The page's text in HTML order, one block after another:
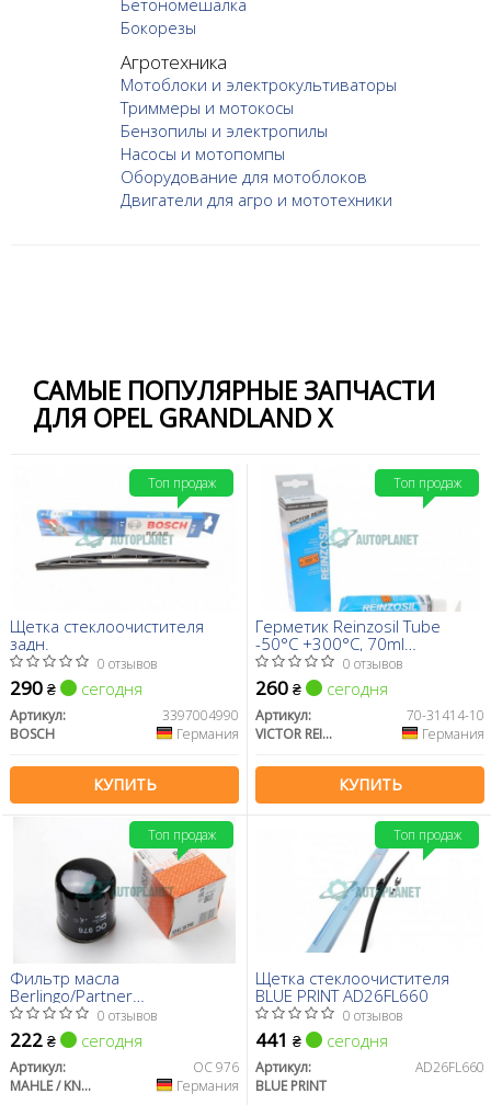
Бетономешалка
Бокорезы
Агротехника
Мотоблоки и электрокультиваторы
Триммеры и мотокосы
Бензопилы и электропилы
Насосы и мотопомпы
Оборудование для мотоблоков
Двигатели для агро и мототехники
САМЫЕ ПОПУЛЯРНЫЕ ЗАПЧАСТИ
ДЛЯ OPEL GRANDLAND X
Щетка стеклоочистителя
задн.
0 отзывов
290 ₴ сегодня
Артикул:
3397004990
BOSCH
Германия
КУПИТЬ
Топ продаж
Герметик Reinzosil Tube
-50°C +300°C, 70ml
(антрацит), использовать с
70-31415-00
0 отзывов
260 ₴ сегодня
Артикул:
70-31414-10
VICTOR REINZ
Германия
КУПИТЬ
Топ продаж
Фильтр масла
Berlingo/Partner
1.8/1.9D/2.0HDI/1.1i/1.4i/1.8i
07.99>07
0 отзывов
222 ₴ сегодня
Артикул:
OC 976
MAHLE / KNECHT
Германия
Топ продаж
Щетка стеклоочистителя
BLUE PRINT AD26FL660
0 отзывов
441 ₴ сегодня
Артикул:
AD26FL660
BLUE PRINT
Топ продаж